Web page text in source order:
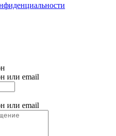
или email
или email